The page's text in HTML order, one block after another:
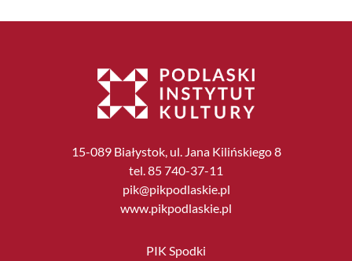
15-089 Białystok, ul. Jana Kilińskiego 8
tel. 85 740-37-11
pik@pikpodlaskie.pl
www.pikpodlaskie.pl
PIK Spodki